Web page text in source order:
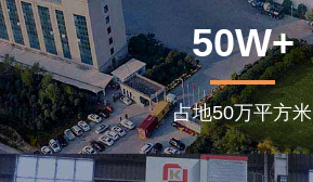
50W+
占地50万平方米